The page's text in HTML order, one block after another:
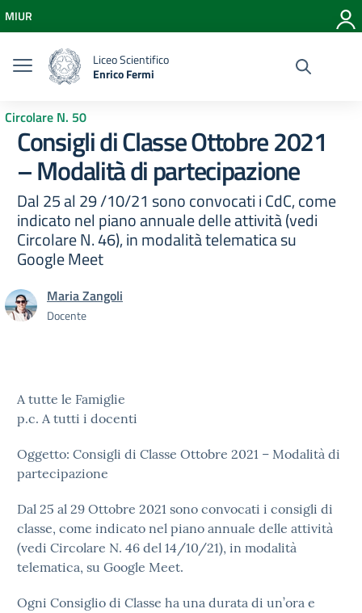
Vai al menu di navigazione
Vai al footer
MIUR
Liceo Scientifico
Enrico Fermi
Circolare N. 50
Consigli di Classe Ottobre 2021
– Modalità di partecipazione
Dal 25 al 29 /10/21 sono convocati i CdC, come
indicato nel piano annuale delle attività (vedi
Circolare N. 46), in modalità telematica su
Google Meet
Maria Zangoli
Docente
A tutte le Famiglie
p.c. A tutti i docenti
Oggetto: Consigli di Classe Ottobre 2021 – Modalità di
partecipazione
Dal 25 al 29 Ottobre 2021 sono convocati i consigli di
classe, come indicato nel piano annuale delle attività
(vedi Circolare N. 46 del 14/10/21), in modalità
telematica, su Google Meet.
Ogni Consiglio di Classe ha una durata di un’ora e